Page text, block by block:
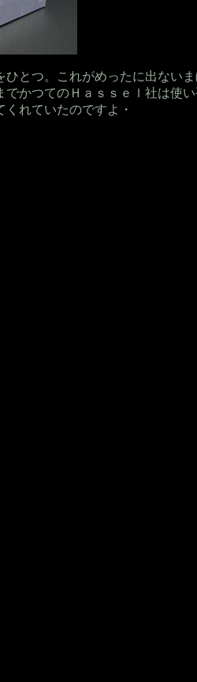
ひとつ。これがめったに出ない
でかつてのＨａｓｓｅｌ社は使
れていたのですよ・